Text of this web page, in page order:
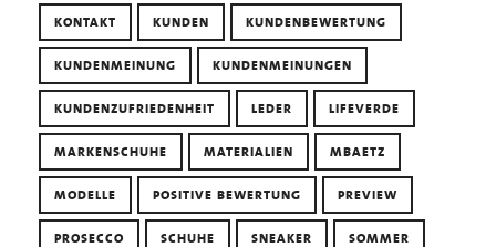
KONTAKT KUNDEN KUNDENBEWERTUNG
KUNDENMEINUNG KUNDENMEINUNGEN
KUNDENZUFRIEDENHEIT LEDER LIFEVERDE
MARKENSCHUHE MATERIALIEN MBAETZ
MODELLE POSITIVE BEWERTUNG PREVIEW
PROSECCO SCHUHE SNEAKER SOMMER